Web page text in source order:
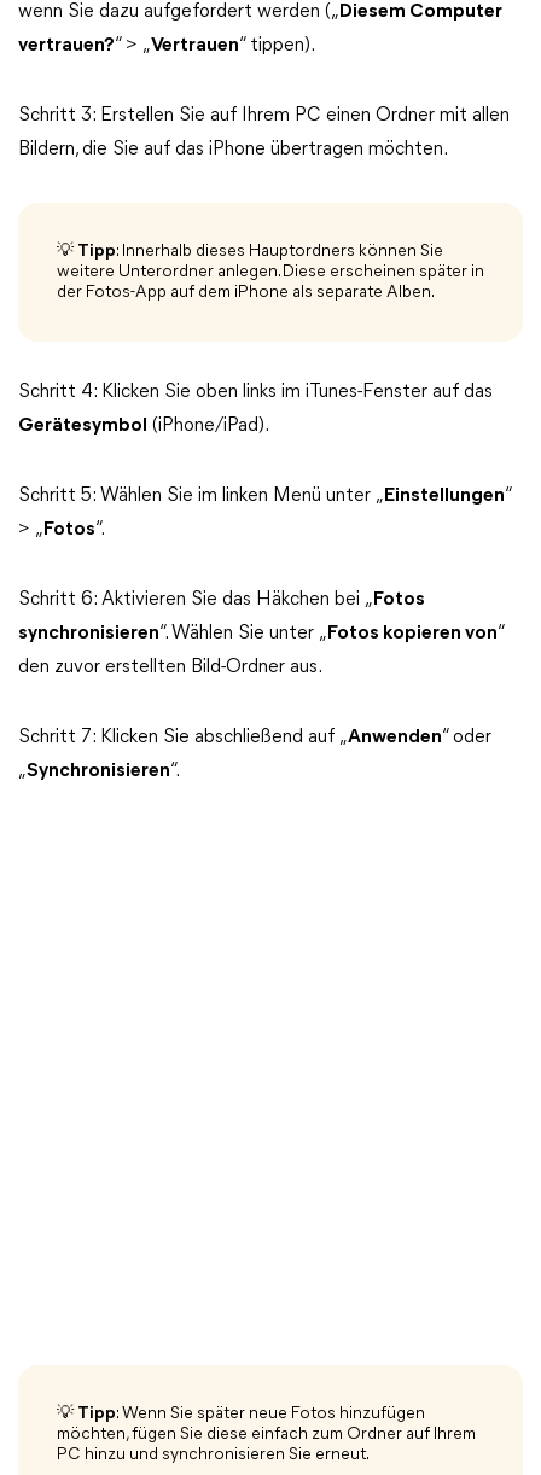
wenn Sie dazu aufgefordert werden („ Diesem Computer
vertrauen?“ > „Vertrauen“ tippen).
Schritt 3: Erstellen Sie auf Ihrem PC einen Ordner mit allen
Bildern, die Sie auf das iPhone übertragen möchten.
💡 Tipp: Innerhalb dieses Hauptordners können Sie
weitere Unterordner anlegen. Diese erscheinen später in
der Fotos-App auf dem iPhone als separate Alben.
Schritt 4: Klicken Sie oben links im iTunes-Fenster auf das
Gerätesymbol (iPhone/iPad).
Schritt 5: Wählen Sie im linken Menü unter „ Einstellungen“
> „ Fotos“.
Schritt 6: Aktivieren Sie das Häkchen bei „ Fotos
synchronisieren“. Wählen Sie unter „ Fotos kopieren von“
den zuvor erstellten Bild-Ordner aus.
Schritt 7: Klicken Sie abschließend auf „Anwenden“ oder
„Synchronisieren“.
💡 Tipp: Wenn Sie später neue Fotos hinzufügen
möchten, fügen Sie diese einfach zum Ordner auf Ihrem
PC hinzu und synchronisieren Sie erneut.